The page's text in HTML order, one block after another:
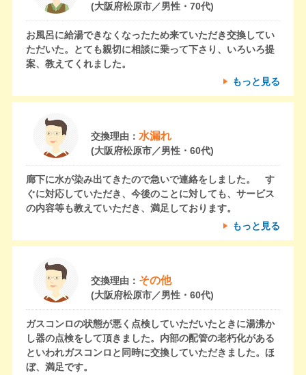
(大阪府松原市／男性・70代)
お風呂に給湯できなくなったため来ていただき交換してい
ただいた。とても親切に相談に乗って下さり、いろいろ提
案、教えてくれました。
もっと見る
交換理由： 水漏れ
(大阪府松原市／男性・60代)
廊下に水が染み出てきたので急いで連絡をしました。 す
ぐに対応していただき、今後のことに対しても、サービス
の内容等も教えていただき、満足しております。
もっと見る
交換理由： その他
(大阪府松原市／男性・60代)
ガスコンロの状態が悪く点検していただいたときに湯沸か
し器の点検をして頂きました。内部の配管の老朽化がある
といわれガスコンロと同時に交換していただきました。ほ
ぼ、満足です。